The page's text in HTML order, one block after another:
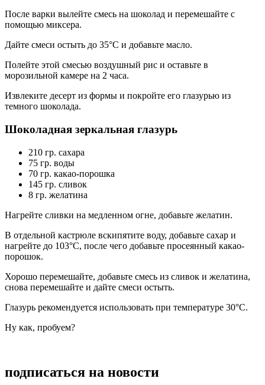
После варки вылейте смесь на шоколад и перемешайте с
помощью миксера.
Дайте смеси остыть до 35°C и добавьте масло.
Полейте этой смесью воздушный рис и оставьте в
морозильной камере на 2 часа.
Извлеките десерт из формы и покройте его глазурью из
темного шоколада.
Шоколадная зеркальная глазурь
210 гр. сахара
75 гр. воды
70 гр. какао-порошка
145 гр. сливок
8 гр. желатина
Нагрейте сливки на медленном огне, добавьте желатин.
В отдельной кастрюле вскипятите воду, добавьте сахар и
нагрейте до 103°C, после чего добавьте просеянный какао-
порошок.
Хорошо перемешайте, добавьте смесь из сливок и желатина,
снова перемешайте и дайте смеси остыть.
Глазурь рекомендуется использовать при температуре 30°C.
Ну как, пробуем?
подписаться на новости